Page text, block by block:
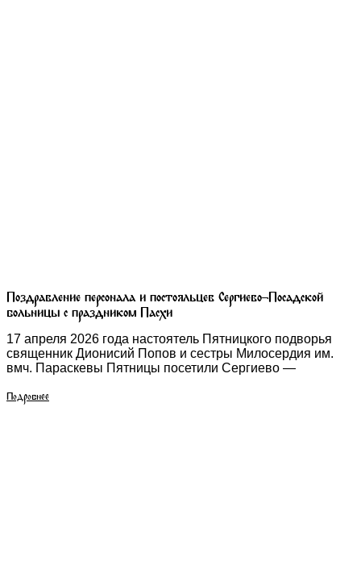
Поздравление персонала и постояльцев Сергиево-Посадской
больницы с праздником Пасхи
17 апреля 2026 года настоятель Пятницкого подворья
священник Дионисий Попов и сестры Милосердия им.
вмч. Параскевы Пятницы посетили Сергиево —
Подробнее